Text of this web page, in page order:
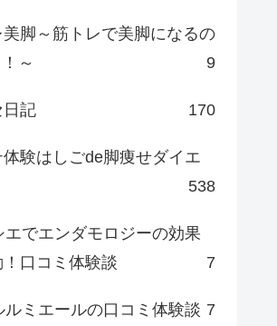
脚～筋トレで美脚になるの
～
9
日記 170
体験はしごde脚痩せダイエ
538
エでエンダモロジーの効果
！口コミ体験談
7
ルミエールの口コミ体験談 7